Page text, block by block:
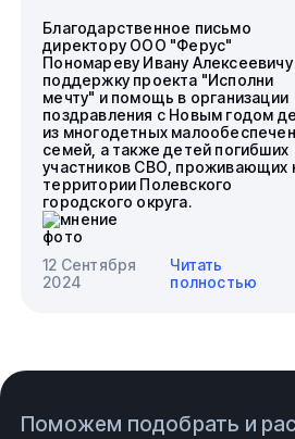
Благодарственное письмо
директору ООО "Ферус"
Пономареву Ивану
поддержку проекта "Исполни
мечту" и помощь в организации
поздравления с Новым годом
из многодетных
семей, а также детей погибших
участников СВО, проживающих
территории Полевского
городского округа.
12 Сентября
2024
Читать
полностью
Поможем подобрать и